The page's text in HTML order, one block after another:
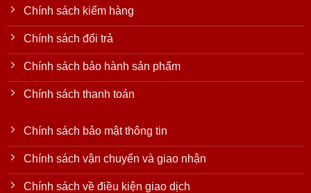
Chính sách kiểm hàng
Chính sách đổi trả
Chính sách bảo hành sản phẩm
Chính sách thanh toán
Chính sách bảo mật thông tin
Chính sách vận chuyển và giao nhận
Chính sách về điều kiện giao dịch